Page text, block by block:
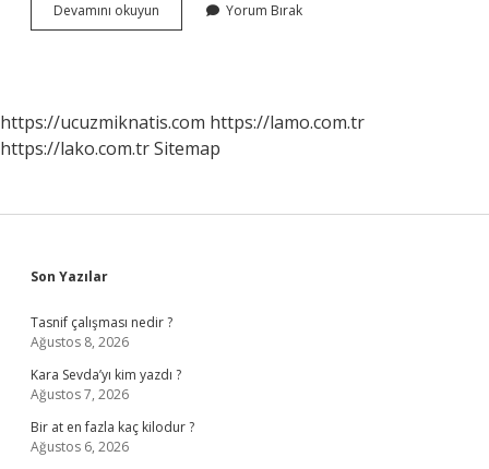
Devamını okuyun
Ile
Yorum Bırak
https://ucuzmiknatis.com https://lamo.com.tr
https://lako.com.trSitemap
Sidebar
Son Yazılar
Tasnif çalışması nedir ?
Ağustos 8, 2026
Kara Sevda’yı kim yazdı ?
Ağustos 7, 2026
Bir at en fazla kaç kilodur ?
Ağustos 6, 2026